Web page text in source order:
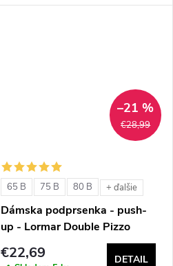
€28,99
–21 %
65 B 75 B 80 B + ďalšie
Dámska podprsenka - push-
up - Lormar Double Pizzo
€22,69 DETAIL